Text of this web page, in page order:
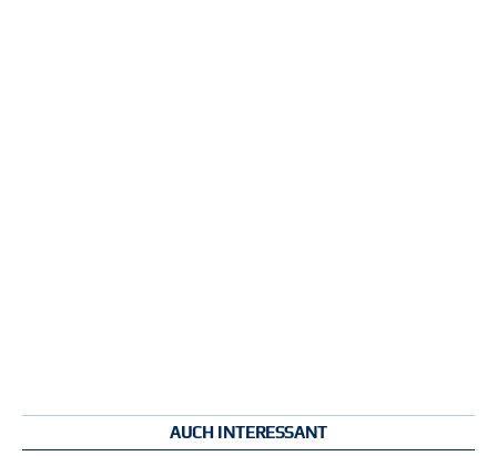
AUCH INTERESSANT